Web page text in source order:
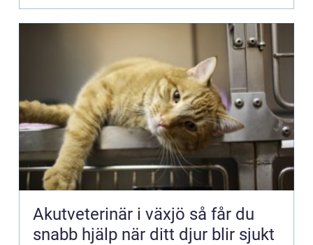
Akutveterinär i växjö så får du
snabb hjälp när ditt djur blir sjukt